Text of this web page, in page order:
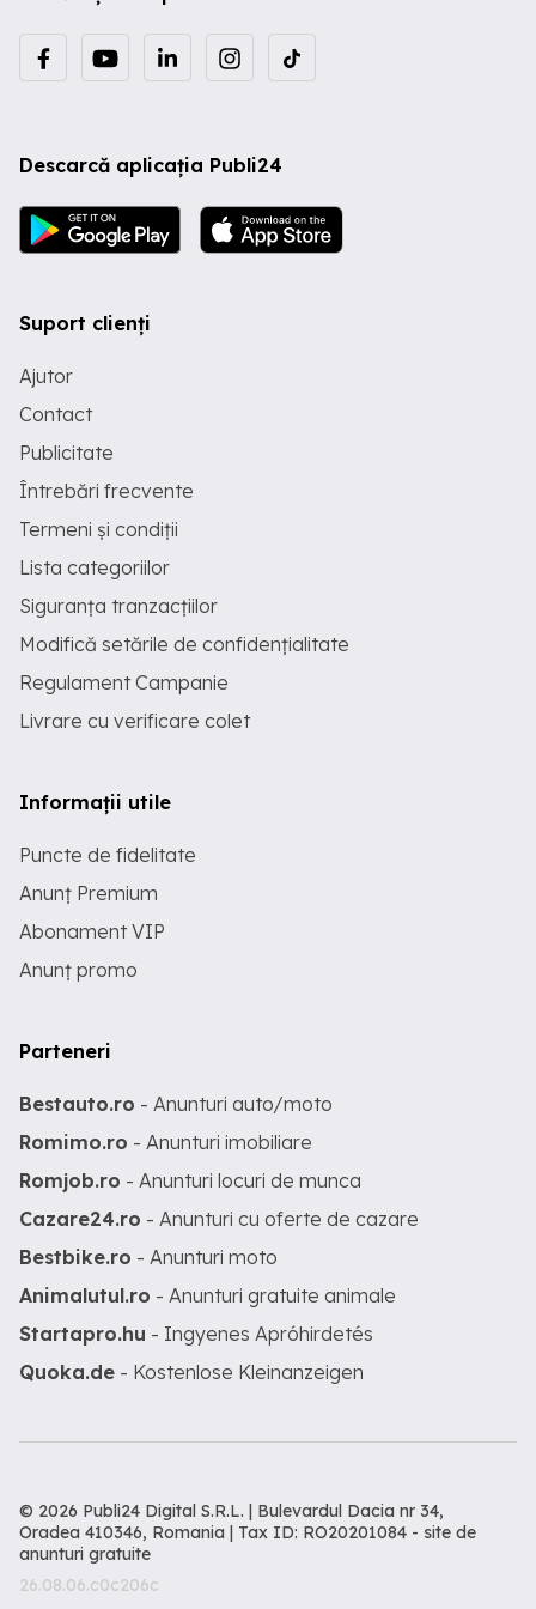
(importator). #Masinute electrice pentru
copii #Reparatii masinute #Reparatii
masinute electrice #Reparatii masinute
Descarcă aplicația Publi24
Suport clienți
Ajutor
Contact
Publicitate
Întrebări frecvente
Termeni și condiții
Lista categoriilor
Siguranța tranzacțiilor
Modifică setările de confidențialitate
Regulament Campanie
Livrare cu verificare colet
Informații utile
Puncte de fidelitate
Anunț Premium
Abonament VIP
Anunț promo
Parteneri
Bestauto.ro - Anunturi auto/moto
Romimo.ro - Anunturi imobiliare
Romjob.ro - Anunturi locuri de munca
Cazare24.ro - Anunturi cu oferte de cazare
Bestbike.ro - Anunturi moto
Animalutul.ro - Anunturi gratuite animale
Startapro.hu - Ingyenes Apróhirdetés
Quoka.de - Kostenlose Kleinanzeigen
© 2026 Publi24 Digital S.R.L. | Bulevardul Dacia nr 34,
Oradea 410346, Romania | Tax ID: RO20201084 - site de
anunturi gratuite
26.08.06.c0c206c